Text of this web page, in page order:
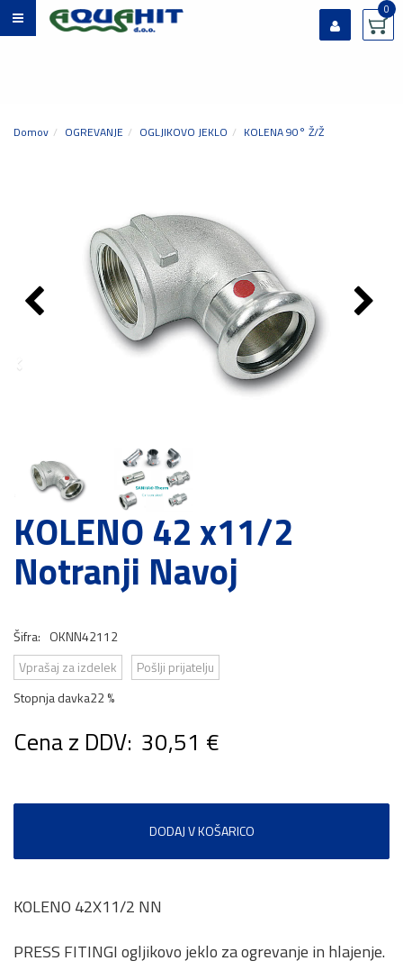
0
Domov OGREVANJE OGLJIKOVO JEKLO KOLENA 90° Ž/Ž
KOLENO 42 x11/2
Notranji Navoj
Šifra: OKNN42112
Vprašaj za izdelek
Pošlji prijatelju
Stopnja davka22 %
Cena z DDV: 30,51 €
DODAJ V KOŠARICO
KOLENO 42X11/2 NN
PRESS FITINGI ogljikovo jeklo za ogrevanje in hlajenje.